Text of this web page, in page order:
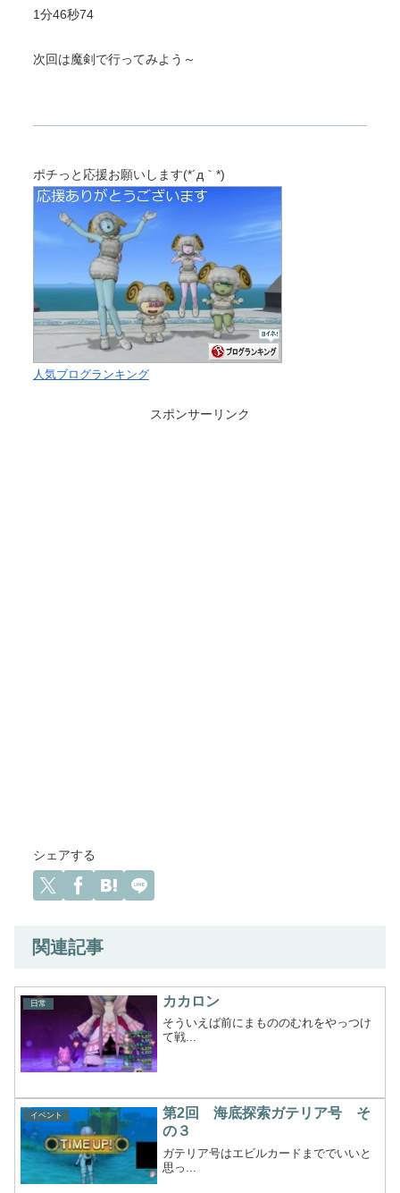
1分46秒74
次回は魔剣で行ってみよう～
ポチっと応援お願いします(*´д｀*)
人気ブログランキング
スポンサーリンク
シェアする
関連記事
日常 カカロン
そういえば前にまもののむれをやっつけ
て戦...
イベント
第2回 海底探索ガテリア号 そ
の３
ガテリア号はエビルカードまででいいと
思っ...